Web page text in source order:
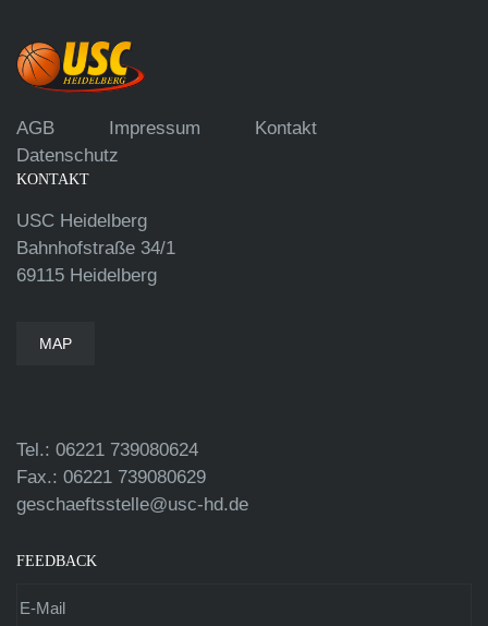
AGB Impressum
Kontakt
Datenschutz
KONTAKT
USC Heidelberg
Bahnhofstraße 34/1
69115 Heidelberg
MAP
Tel.: 06221 739080624
Fax.: 06221 739080629
geschaeftsstelle@usc-hd.de
FEEDBACK